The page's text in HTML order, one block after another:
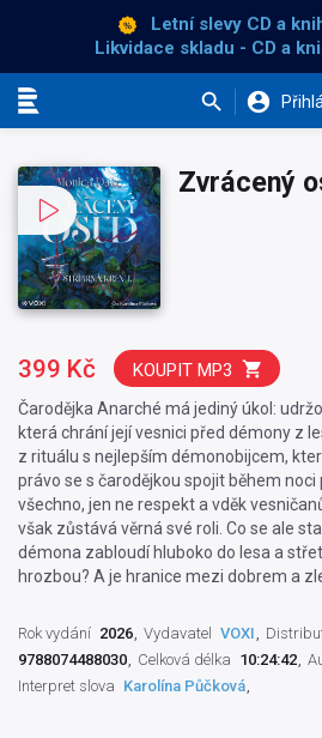
Letní slevy CD a
Likvidace skladu - CD a
Zvrácený
Čarodějka Anarché má jediný úkol:
která chrání její vesnici před démony z
z rituálu s nejlepším démonobijcem,
právo se s čarodějkou spojit během
všechno, jen ne respekt a vděk
však zůstává věrná své roli. Co se ale
démona zabloudí hluboko do lesa a
hrozbou? A je hranice mezi dobrem a
399 Kč KOUPIT MP3
Rok vydání 2026 Vydavatel VOXI
9788074488030
Celková délka 10:24:42
Interpret slova Karolína Půčková